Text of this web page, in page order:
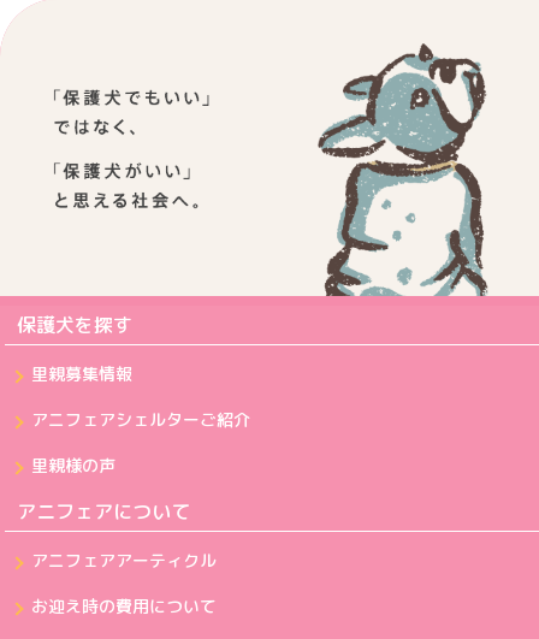
保護犬を探す
里親募集情報
アニフェアシェルターご紹介
里親様の声
アニフェアについて
アニフェアアーティクル
お迎え時の費用について